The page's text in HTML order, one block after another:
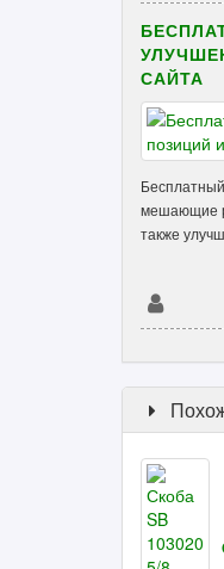
САЙТА
мешающие
также